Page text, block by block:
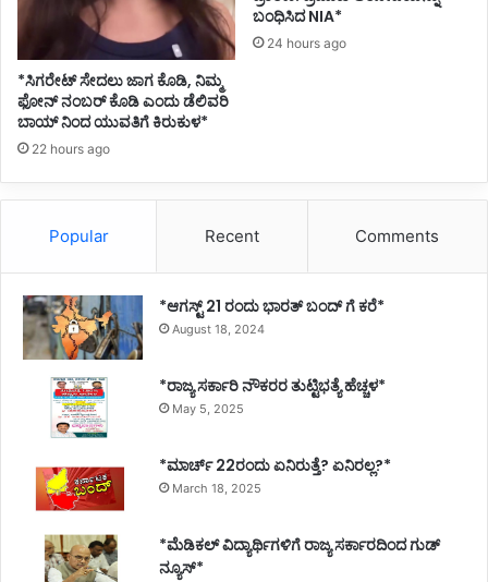
*ಸಿಗರೇಟ್ ಸೇದಲು ಜಾಗ ಕೊಡಿ, ನಿಮ್ಮ
ಫೋನ್ ನಂಬರ್ ಕೊಡಿ ಎಂದು ಡೆಲಿವರಿ
ಬಾಯ್ ನಿಂದ ಯುವತಿಗೆ ಕಿರುಕುಳ*
22 hours ago
ಬಂಧಿಸಿದ NIA*
24 hours ago
Popular Recent Comments
*ಆಗಸ್ಟ್ 21 ರಂದು ಭಾರತ್‌ ಬಂದ್‌ ಗೆ ಕರೆ*
August 18, 2024
*ರಾಜ್ಯ ಸರ್ಕಾರಿ ನೌಕರರ ತುಟ್ಟಿಭತ್ಯೆ ಹೆಚ್ಚಳ*
May 5, 2025
*ಮಾರ್ಚ್ 22ರಂದು ಏನಿರುತ್ತೆ? ಏನಿರಲ್ಲ?*
March 18, 2025
*ಮೆಡಿಕಲ್ ವಿದ್ಯಾರ್ಥಿಗಳಿಗೆ ರಾಜ್ಯ ಸರ್ಕಾರದಿಂದ ಗುಡ್
ನ್ಯೂಸ್*